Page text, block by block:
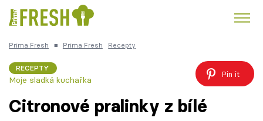
Česká kuchyně Čokoláda
Prima Fresh ■ Prima Fresh Recepty
RECEPTY
Moje sladká kuchařka
Pin it
Citronové pralinky z bílé